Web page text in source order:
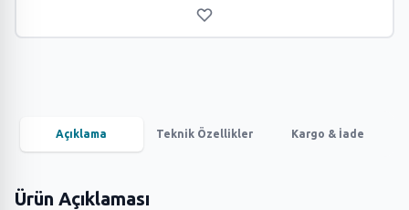
Açıklama Teknik Özellikler Kargo & İade
Ürün Açıklaması